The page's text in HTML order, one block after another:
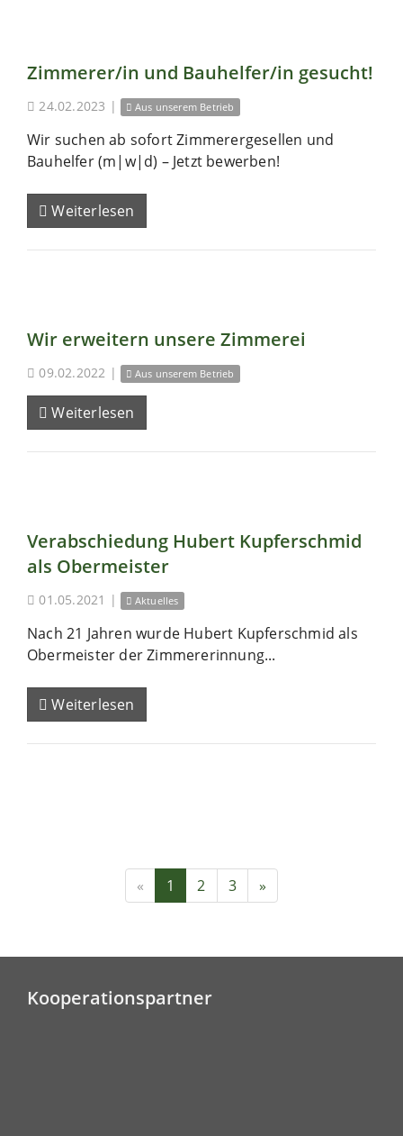
Zimmerer/in und Bauhelfer/in gesucht!
24.02.2023 | Aus unserem Betrieb
Wir suchen ab sofort Zimmerergesellen und
Bauhelfer (m|w|d) – Jetzt bewerben!
Weiterlesen
Wir erweitern unsere Zimmerei
09.02.2022 | Aus unserem Betrieb
Weiterlesen
Verabschiedung Hubert Kupferschmid
als Obermeister
01.05.2021 | Aktuelles
Nach 21 Jahren wurde Hubert Kupferschmid als
Obermeister der Zimmererinnung...
Weiterlesen
« 1 2 3 »
Kooperationspartner